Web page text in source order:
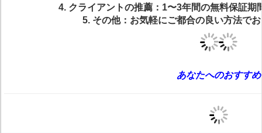
4. クライアントの推薦：1〜3年間の無料保証期
5. その他：お気軽にご都合の良い方法で
あなたへのおすすめ